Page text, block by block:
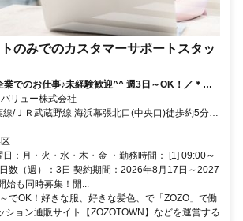
のみでのカスタマーサポートスタッ
業でのお仕事♪未経験歓迎^^ 週3日～OK！／＊お
コツと働ける☆服装・髪型・ネイル自由！電話対
ットでのお客様対応のお仕事♪★
リュー株式会社
/ＪＲ武蔵野線 海浜幕張北口(中央口)徒歩約5分、
口徒歩約22分、京成千葉線 京成幕張徒歩約22分
：月・火・水・木・金 ・勤務時間： [1] 09:00～
数（週）：3日 契約期間：2026年8月17日～2027
も同時募集！開...
でOK！好きな服、好きな髪色、で「ZOZO」で働
ション通販サイト【ZOZOTOWN】などを運営する